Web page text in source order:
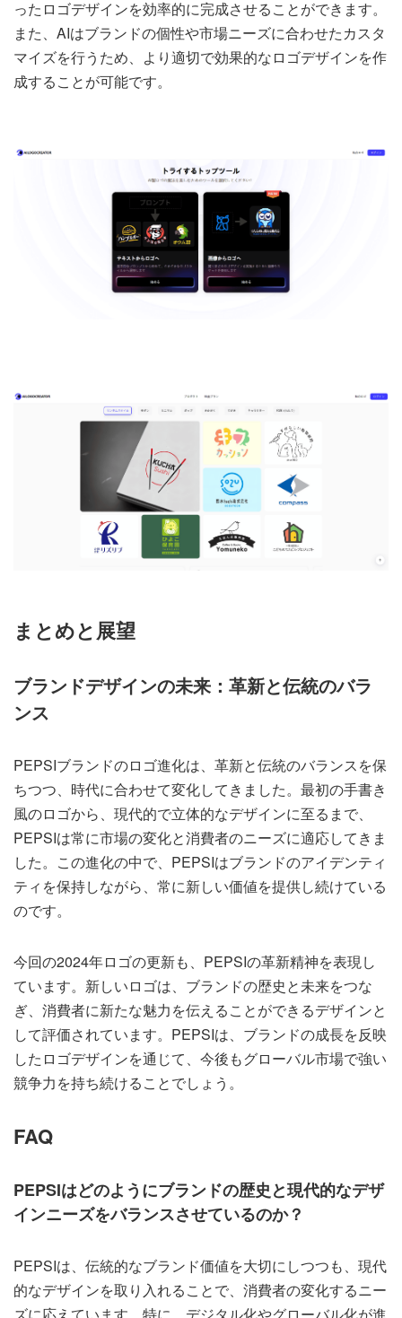
ったロゴデザインを効率的に完成させることができます。
また、AIはブランドの個性や市場ニーズに合わせたカスタ
マイズを行うため、より適切で効果的なロゴデザインを作
成することが可能です。
まとめと展望
ブランドデザインの未来：革新と伝統のバラ
ンス
PEPSIブランドのロゴ進化は、革新と伝統のバランスを保
ちつつ、時代に合わせて変化してきました。最初の手書き
風のロゴから、現代的で立体的なデザインに至るまで、
PEPSIは常に市場の変化と消費者のニーズに適応してきま
した。この進化の中で、PEPSIはブランドのアイデンティ
ティを保持しながら、常に新しい価値を提供し続けている
のです。
今回の2024年ロゴの更新も、PEPSIの革新精神を表現し
ています。新しいロゴは、ブランドの歴史と未来をつな
ぎ、消費者に新たな魅力を伝えることができるデザインと
して評価されています。PEPSIは、ブランドの成長を反映
したロゴデザインを通じて、今後もグローバル市場で強い
競争力を持ち続けることでしょう。
FAQ
PEPSIはどのようにブランドの歴史と現代的なデザ
インニーズをバランスさせているのか？
PEPSIは、伝統的なブランド価値を大切にしつつも、現代
的なデザインを取り入れることで、消費者の変化するニー